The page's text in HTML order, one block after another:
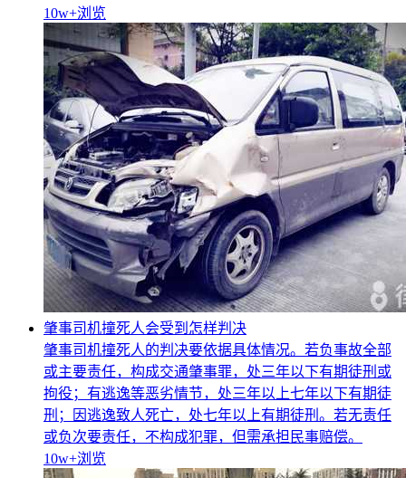
10w+浏览
肇事司机撞死人会受到怎样判决
肇事司机撞死人的判决要依据具体情况。若负事故全部
或主要责任，构成交通肇事罪，处三年以下有期徒刑或
拘役；有逃逸等恶劣情节，处三年以上七年以下有期徒
刑；因逃逸致人死亡，处七年以上有期徒刑。若无责任
或负次要责任，不构成犯罪，但需承担民事赔偿。
10w+浏览